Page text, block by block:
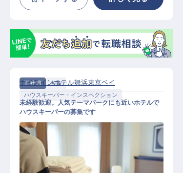
正社員
客室
ハウスキーパー・インスペクション
ナイスインホテル舞浜東京ベイ
未経験歓迎。人気テーマパークにも近いホテルで
ハウスキーパーの募集です